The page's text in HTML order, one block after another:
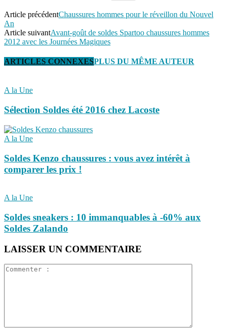
Article précédentChaussures hommes pour le réveillon du Nouvel
An
Article suivantAvant-goût de soldes Spartoo chaussures hommes
2012 avec les Journées Magiques
ARTICLES CONNEXESPLUS DU MÊME AUTEUR
A la Une
Sélection Soldes été 2016 chez Lacoste
A la Une
Soldes Kenzo chaussures : vous avez intérêt à
comparer les prix !
A la Une
Soldes sneakers : 10 immanquables à -60% aux
Soldes Zalando
LAISSER UN COMMENTAIRE